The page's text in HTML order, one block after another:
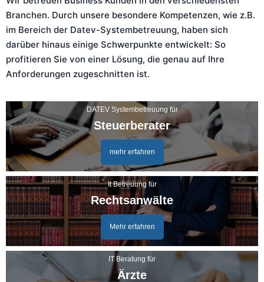
Branchen. Durch unsere besondere Kompetenzen, wie z.B.
im Bereich der Datev-Systembetreuung, haben sich
darüber hinaus einige Schwerpunkte entwickelt: So
profitieren Sie von einer Lösung, die genau auf Ihre
Anforderungen zugeschnitten ist.
DATEV Systembetreuung für
Steuerberater
mehr erfahren
It Betreuung für
Rechtsanwälte
Mehr erfahren
IT Beratung für
Ärzte